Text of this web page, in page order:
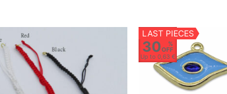
LAST PIECES
30
%
OFF
Up to 0,63 €